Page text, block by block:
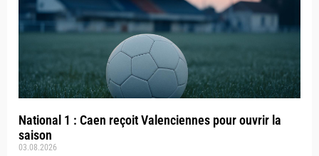
National 1 : Caen reçoit Valenciennes pour ouvrir la
saison
03.08.2026